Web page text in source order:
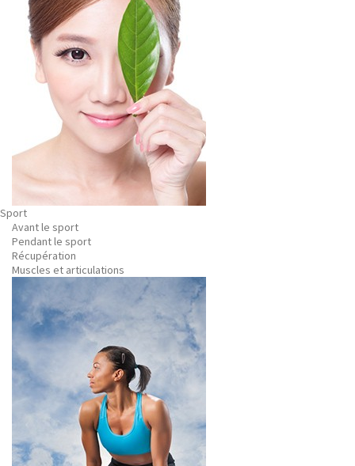
Sport
Avant le sport
Pendant le sport
Récupération
Muscles et articulations